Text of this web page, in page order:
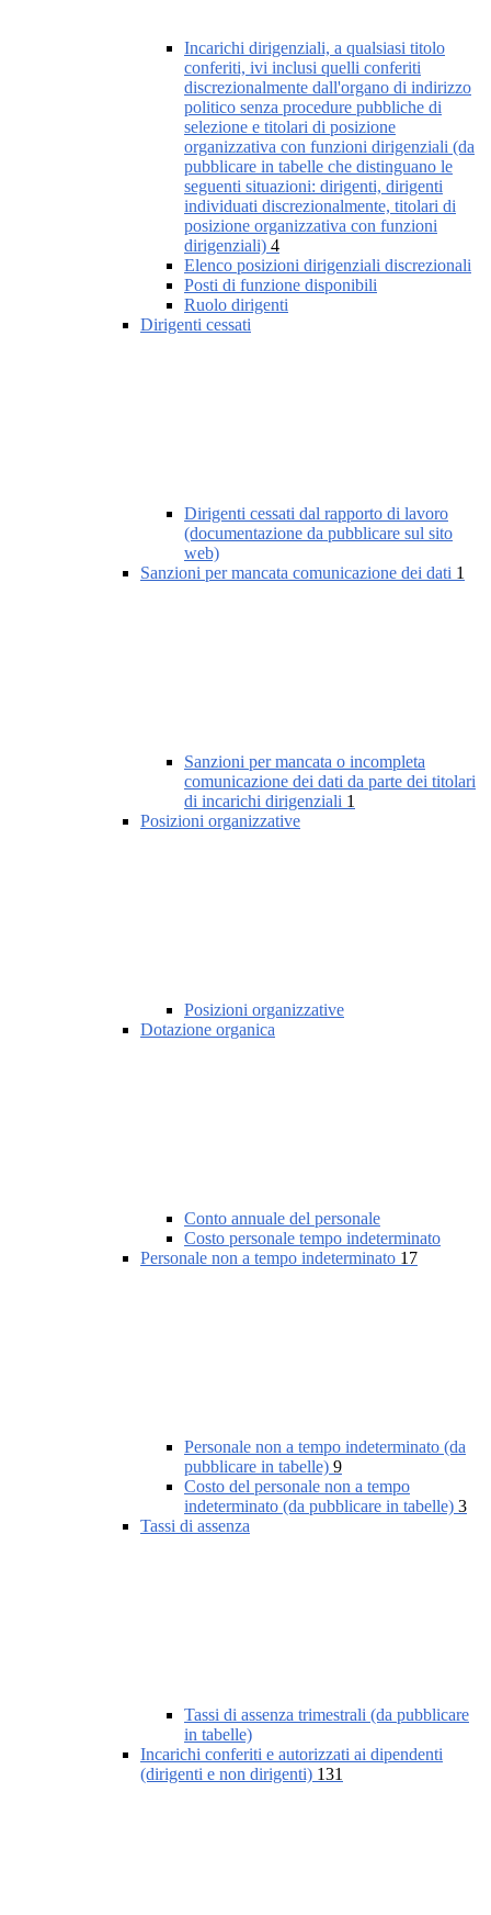
Incarichi dirigenziali, a qualsiasi titolo
conferiti, ivi inclusi quelli conferiti
discrezionalmente dall'organo di indirizzo
politico senza procedure pubbliche di
selezione e titolari di posizione
organizzativa con funzioni dirigenziali (da
pubblicare in tabelle che distinguano le
seguenti situazioni: dirigenti, dirigenti
individuati discrezionalmente, titolari di
posizione organizzativa con funzioni
dirigenziali) 4
Elenco posizioni dirigenziali discrezionali
Posti di funzione disponibili
Ruolo dirigenti
Dirigenti cessati
Dirigenti cessati dal rapporto di lavoro
(documentazione da pubblicare sul sito
web)
Sanzioni per mancata comunicazione dei dati 1
Sanzioni per mancata o incompleta
comunicazione dei dati da parte dei titolari
di incarichi dirigenziali 1
Posizioni organizzative
Posizioni organizzative
Dotazione organica
Conto annuale del personale
Costo personale tempo indeterminato
Personale non a tempo indeterminato 17
Personale non a tempo indeterminato (da
pubblicare in tabelle) 9
Costo del personale non a tempo
indeterminato (da pubblicare in tabelle) 3
Tassi di assenza
Tassi di assenza trimestrali (da pubblicare
in tabelle)
Incarichi conferiti e autorizzati ai dipendenti
(dirigenti e non dirigenti) 131